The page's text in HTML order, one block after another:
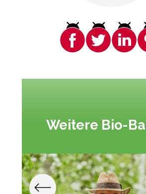
Weitere Bio-